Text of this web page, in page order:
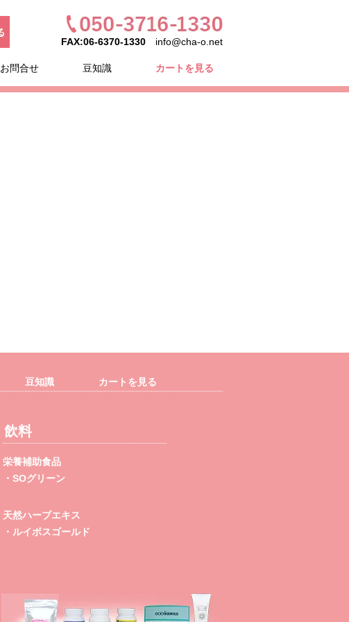
FAX:06-6370-1330 info@cha-o.net
お問合せ 豆知識 カートを見る
豆知識 カートを見る
飲料
栄養補助食品
・SOグリーン
天然ハーブエキス
・ルイボスゴールド